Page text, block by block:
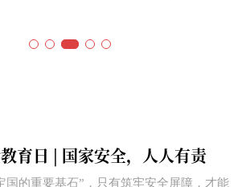
育日 | 国家安全，人人有责
国的重要基石”，只有筑牢安全屏障，才能